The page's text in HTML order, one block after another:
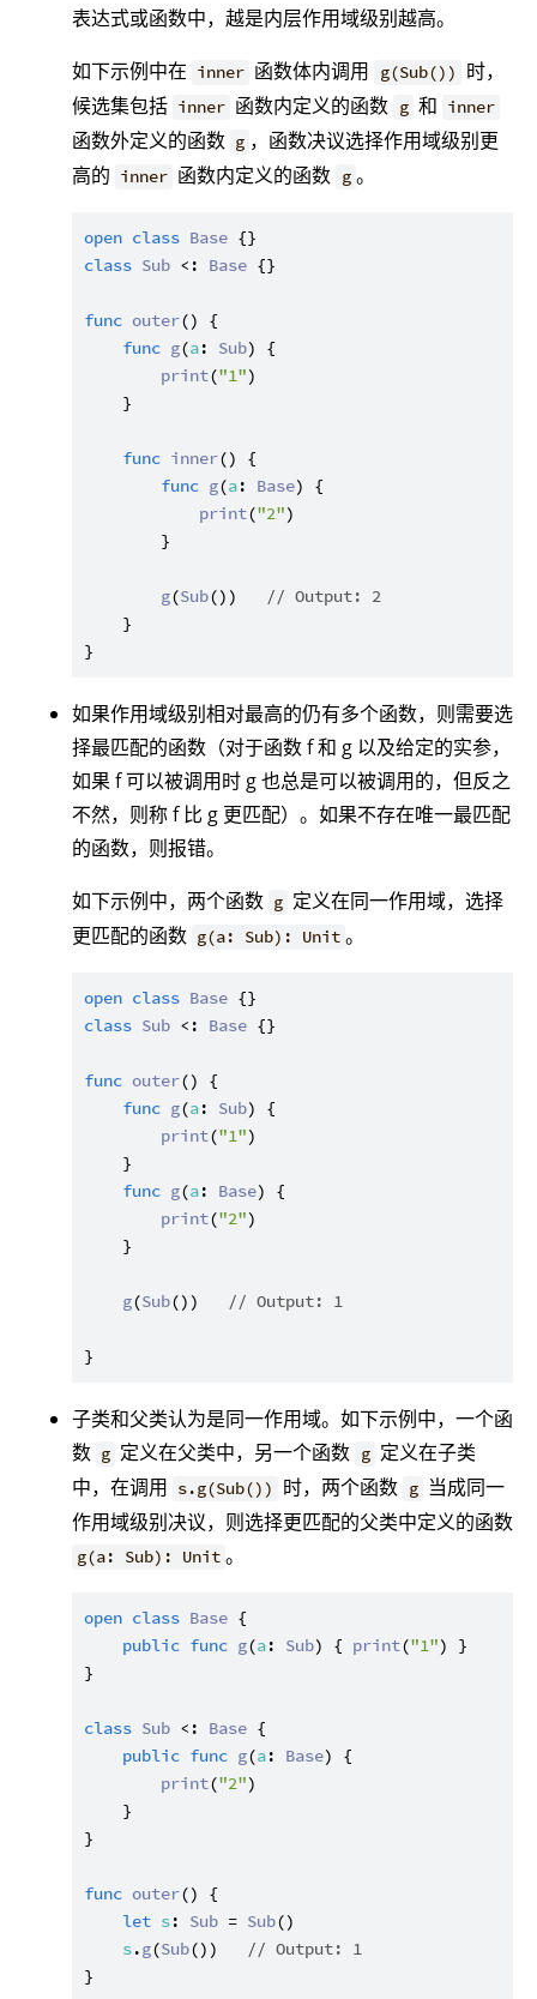
表达式或函数中，越是内层作用域级别越高。
如下示例中在 inner 函数体内调用 g(Sub())
时，
候选集包括 inner 函数内定义的函数 g 和 inner
函数外定义的函数 g ，函数决议选择作用域级别更
高的 inner 函数内定义的函数 g 。
open class Base
class Sub <: Base {}
func outer() {
func g(a: Sub) {
print("1")
    }
func inner() {
func g(a: Base) {
print("2")
        }
g(Sub())
// Output: 2
    }
如果作用域级别相对最高的仍有多个函数，则需要选
择最匹配的函数（对于函数 f 和 g 以及给定的实参，
如果 f 可以被调用时 g 也总是可以被调用的，但反之
不然，则称 f 比 g 更匹配）。如果不存在唯一最匹配
的函数，则报错。
如下示例中，两个函数 g 定义在同一作用域，选择
更匹配的函数 g(a: Sub): Unit 。
open class Base
class Sub <: Base {}
func outer() {
func g(a: Sub) {
print("1")
    }
func g(a: Base) {
print("2")
    }
g(Sub()) // Output: 1
子类和父类认为是同一作用域。如下示例中，一个函
数 g 定义在父类中，另一个函数 g 定义在子类
中，在调用 s.g(Sub()) 时，两个函数 g 当成同一
作用域级别决议，则选择更匹配的父类中定义的函数
g(a: Sub): Unit 。
open class Base {
public func g(a: Sub) { print("1") }
}
class Sub <: Base {
public func g(a: Base) {
print("2")
    }
}
func outer() {
let s: Sub = Sub()
s.g(Sub())
// Output: 1